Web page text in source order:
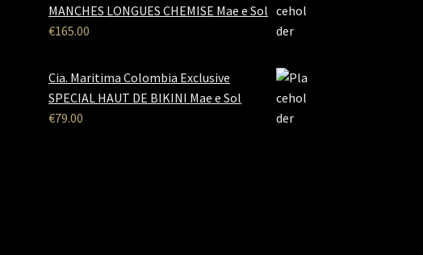
MANCHES LONGUES CHEMISE Mae e Sol
€165.00
Cia. Maritima Colombia Exclusive
SPECIAL HAUT DE BIKINI Mae e Sol
€79.00